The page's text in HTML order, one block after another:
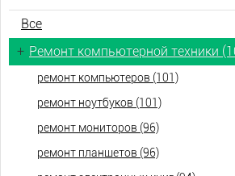
Все
+ Ремонт компьютерной техники
ремонт компьютеров (101)
ремонт ноутбуков (101)
ремонт мониторов (96)
ремонт планшетов (96)